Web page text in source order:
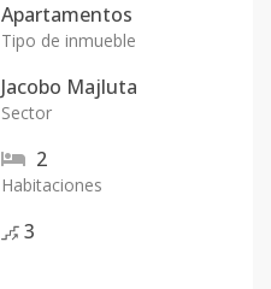
Apartamentos
Tipo de inmueble
Jacobo Majluta
Sector
2
Habitaciones
3